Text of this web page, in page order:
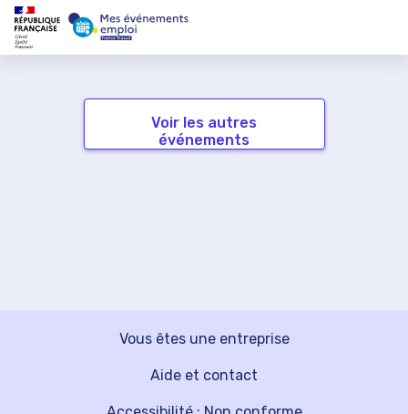
Voir les autres
événements
Vous êtes une entreprise
Aide et contact